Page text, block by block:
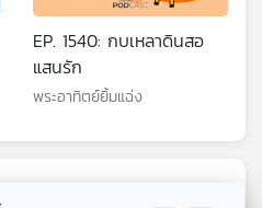
EP. 1540: กบเหลาดินสอ
แสนรัก
พระอาทิตย์ยิ้มแฉ่ง